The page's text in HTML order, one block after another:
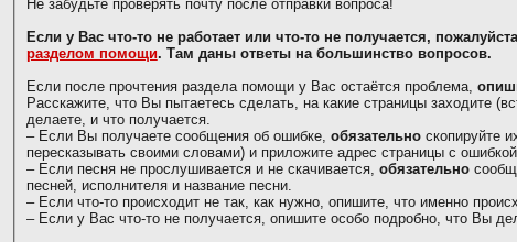
Не забудьте проверять почту после отправки вопроса!
Если у Вас что-то не работает или что-то не получается,
разделом помощи . Там даны ответы на большинство вопросов.
Если после прочтения раздела помощи у Вас остаётся проблема,
Расскажите, что Вы пытаетесь сделать, на какие страницы заходите
делаете, и что получается.
– Если Вы получаете сообщения об ошибке, обязательноскопируйте
пересказывать своими словами) и приложите адрес страницы с
– Если песня не прослушивается и не скачивается, обязательно
песней, исполнителя и название песни.
– Если что-то происходит не так, как нужно, опишите, что именно
– Если у Вас что-то не получается, опишите особо подробно, что Вы